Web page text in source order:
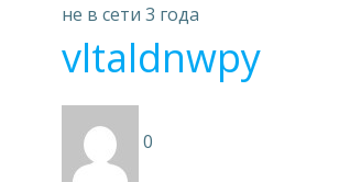
не в сети 3 года
vltaldnwpy
0